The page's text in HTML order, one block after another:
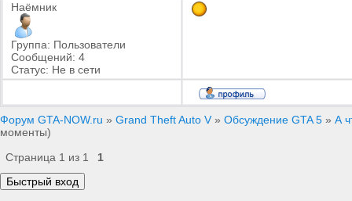
Наёмник
Группа: Пользователи
Сообщений: 4
Статус: Не в сети
Форум GTA-NOW.ru » Grand Theft Auto V » Обсуждение GTA 5 » А
моменты)
Страница 1 из 1 1